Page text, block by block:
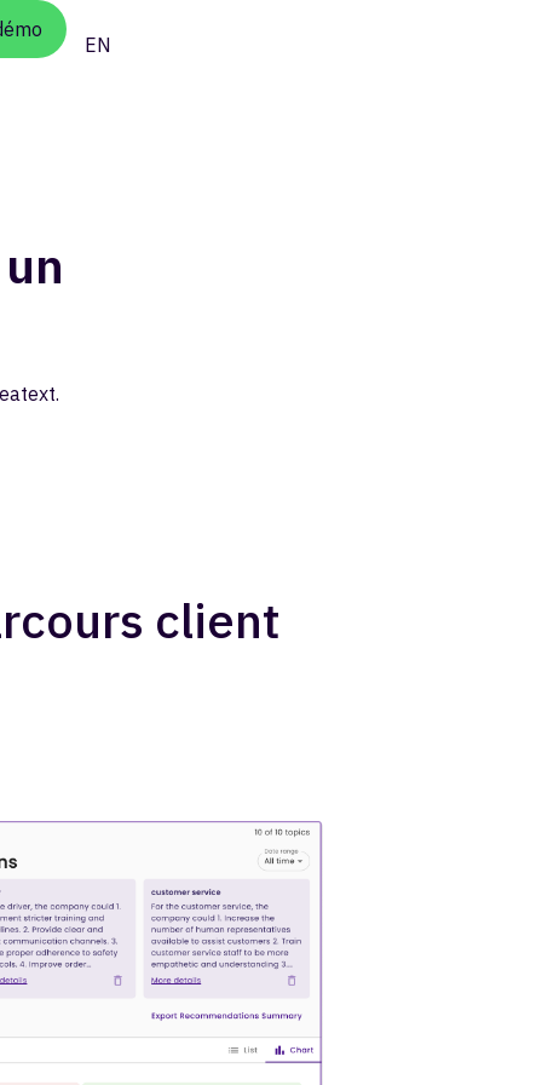
EN
client